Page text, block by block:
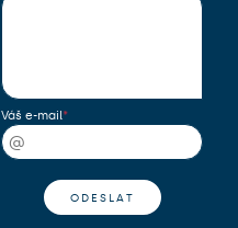
Váš e-mail